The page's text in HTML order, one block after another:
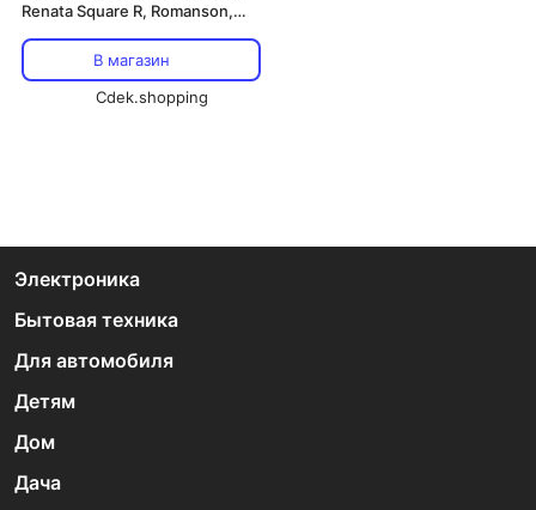
Renata Square R, Romanson,
В магазин
Cdek.shopping
Электроника
Бытовая техника
Для автомобиля
Детям
Дом
Дача